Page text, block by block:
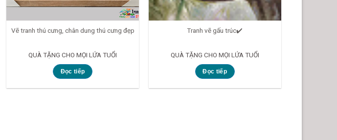
Vẽ tranh thú cưng, chân dung thú cưng đẹp
QUÀ TẶNG CHO MỌI LỨA TUỔI
Đọc tiếp
Tranh vẽ gấu trúc✔️
QUÀ TẶNG CHO MỌI LỨA TUỔI
Đọc tiếp